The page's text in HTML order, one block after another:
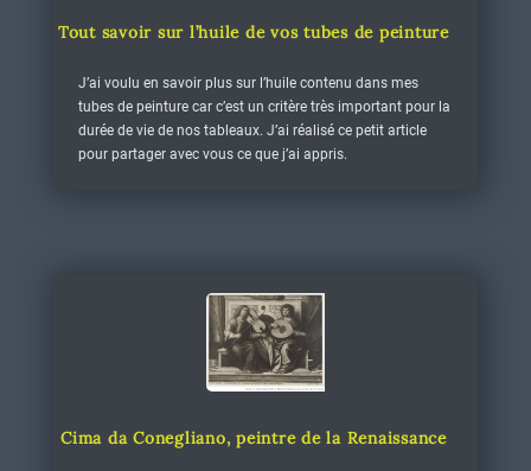
Tout savoir sur l’huile de vos tubes de peinture
J’ai voulu en savoir plus sur l’huile contenu dans mes
tubes de peinture car c’est un critère très important pour la
durée de vie de nos tableaux. J’ai réalisé ce petit article
pour partager avec vous ce que j’ai appris.
Cima da Conegliano, peintre de la Renaissance